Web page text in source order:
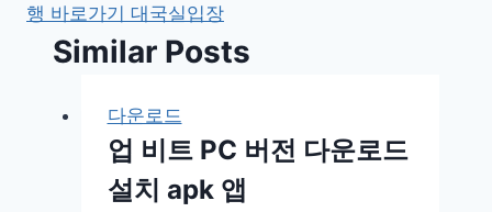
행 바로가기 대국실입장
Similar Posts
다운로드
업 비트 PC 버전 다운로드
설치 apk 앱